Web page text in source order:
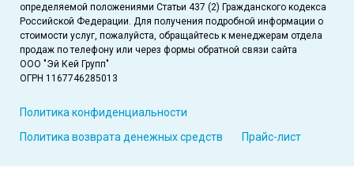
определяемой положениями Статьи 437 (2) Гражданского кодекса
Российской Федерации. Для получения подробной информации о
стоимости услуг, пожалуйста, обращайтесь к менеджерам отдела
продаж по телефону или через формы обратной связи сайта
ООО "Эй Кей Групп"
ОГРН 1167746285013
Политика конфиденциальности
Политика возврата денежных средств
Прайс-лист